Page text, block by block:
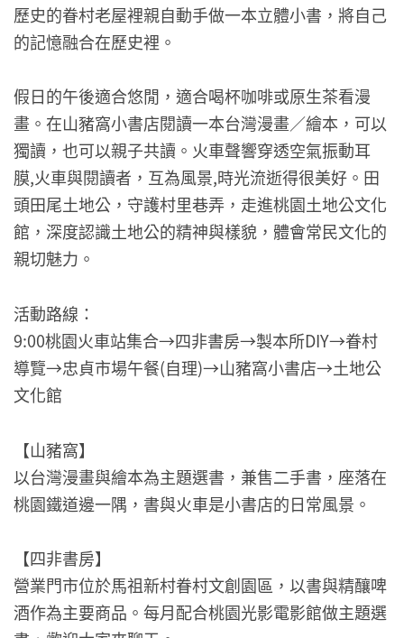
歷史的眷村老屋裡親自動手做一本立體小書，將自己
的記憶融合在歷史裡。
假日的午後適合悠閒，適合喝杯咖啡或原生茶看漫
畫。在山豬窩小書店閱讀一本台灣漫畫／繪本，可以
獨讀，也可以親子共讀。火車聲響穿透空氣振動耳
膜,火車與閱讀者，互為風景,時光流逝得很美好。田
頭田尾土地公，守護村里巷弄，走進桃園土地公文化
館，深度認識土地公的精神與樣貌，體會常民文化的
親切魅力。
活動路線：
9:00桃園火車站集合→四非書房→製本所DIY→眷村
導覽→忠貞市場午餐(自理)→山豬窩小書店→土地公
文化館
【山豬窩】
以台灣漫畫與繪本為主題選書，兼售二手書，座落在
桃園鐵道邊一隅，書與火車是小書店的日常風景。
【四非書房】
營業門市位於馬祖新村眷村文創園區，以書與精釀啤
酒作為主要商品。每月配合桃園光影電影館做主題選